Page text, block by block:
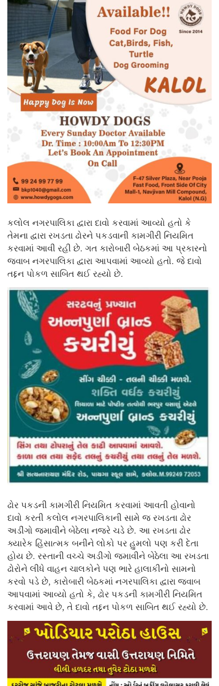
કલોલ નગરપાલિકા દ્વારા દાવો કરવામાં આવ્યો હતો કે
તેમના દ્વારા રખડતા ઢોરને પકડવાની કામગીરી નિયમિત
કરવામાં આવી રહી છે. ગત કારોબારી બેઠકમાં આ પ્રકારનો
જવાબ નગરપાલિકા દ્વારા આપવામાં આવ્યો હતો. જે દાવો
તદ્દન પોકળ સાબિત થઈ રહ્યો છે.
ઢોર પકડની કામગીરી નિયમિત કરવામાં આવતી હોવાનો
દાવો કરતી કલોલ નગરપાલિકાની સામે જ રખડતા ઢોર
અડીંગો જમાવીને બેઠેલા નજરે ચડે છે. આ રખડતા ઢોર
ક્યારેક હિંસાત્મક બનીને લોકો પર હુમલો પણ કરી દેતા
હોય છે. રસ્તાની વચ્ચે અડીગો જમાવીને બેઠેલા આ રખડતા
ઢોરોને લીધે વાહન ચાલકોને પણ ભારે હાલાકીનો સામનો
કરવો પડે છે, કારોબારી બેઠકમાં નગરપાલિકા દ્વારા જવાબ
આપવામાં આવ્યો હતો કે, ઢોર પકડની કામગીરી નિયમિત
કરવામાં આવે છે, તે દાવો તદ્દન પોકળ સાબિત થઈ રહ્યો છે.